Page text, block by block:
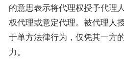
的意思表示将代理权授予代理
权代理或意定代理。被代理人
于单方法律行为，仅凭其一方
力。